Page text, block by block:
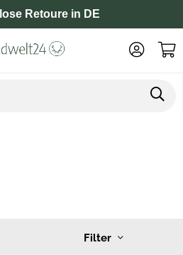
Retoure in DE
Filter